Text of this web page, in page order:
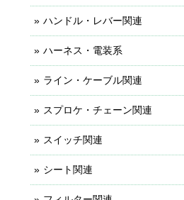
ハンドル・レバー関連
ハーネス・電装系
ライン・ケーブル関連
スプロケ・チェーン関連
スイッチ関連
シート関連